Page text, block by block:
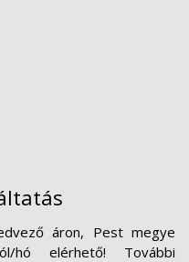
áron, Pest megye
hó elérhető! További